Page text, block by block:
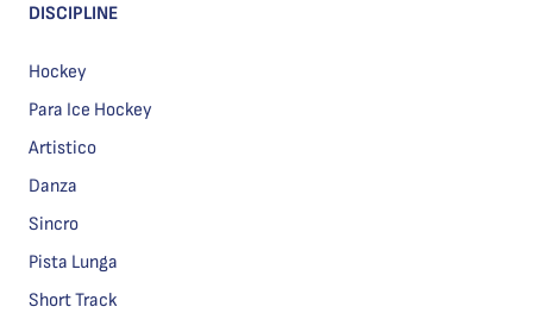
DISCIPLINE
Hockey
Para Ice Hockey
Artistico
Danza
Sincro
Pista Lunga
Short Track